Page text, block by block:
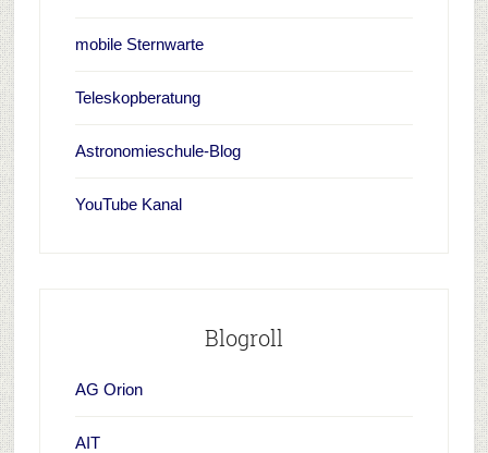
mobile Sternwarte
Teleskopberatung
Astronomieschule-Blog
YouTube Kanal
Blogroll
AG Orion
AIT